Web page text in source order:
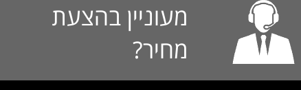
מעוניין בהצעת
מחיר?